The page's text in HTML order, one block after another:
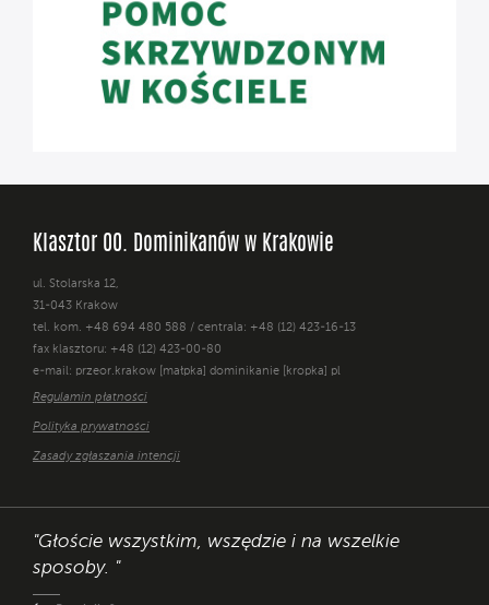
Klasztor OO. Dominikanów w Krakowie
ul. Stolarska 12,
31-043 Kraków
tel. kom. +48 694 480 588 / centrala: +48 (12) 423-16-13
fax klasztoru: +48 (12) 423-00-80
e-mail: przeor.krakow [małpka] dominikanie [kropka] pl
Regulamin płatności
Polityka prywatności
Zasady zgłaszania intencji
"Głoście wszystkim, wszędzie i na wszelkie
sposoby. "